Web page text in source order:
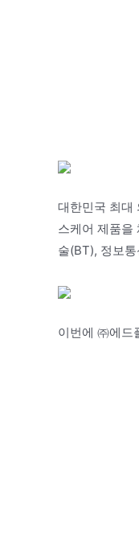
대한민국 최대
스케어 제품을
술(BT), 정보
이번에 ㈜에드